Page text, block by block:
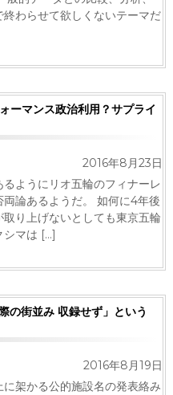
わらせて欲しくないテーマだ
ーマンス政治利用？サプライ
2016年8月23日
ようにリオ五輪のフィナーレ
論あるようだ。 如何に4年後
り上げないとしても東京五輪
シマは […]
の街並み 収録せず」という
2016年8月19日
架かる公的施設名の発表絡み